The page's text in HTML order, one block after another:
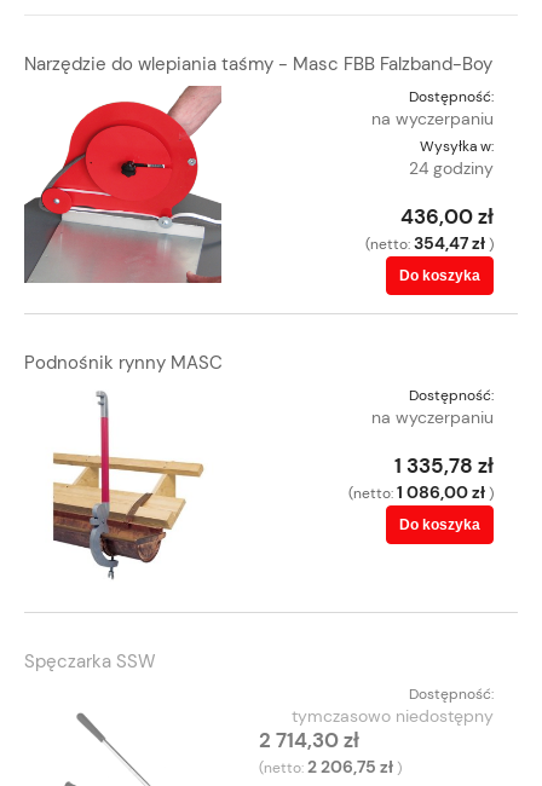
Narzędzie do wlepiania taśmy - Masc FBB Falzband-Boy
Dostępność:
na wyczerpaniu
Wysyłka w:
24 godziny
436,00 zł
(netto:354,47 zł )
Do koszyka
Podnośnik rynny MASC
Dostępność:
na wyczerpaniu
1 335,78 zł
(netto:1 086,00 zł )
Do koszyka
Spęczarka SSW
Dostępność:
tymczasowo niedostępny
2 714,30 zł
(netto:2 206,75 zł)